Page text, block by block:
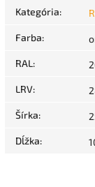
Kategória:
Farba:
RAL:
LRV:
Šírka:
Dĺžka: